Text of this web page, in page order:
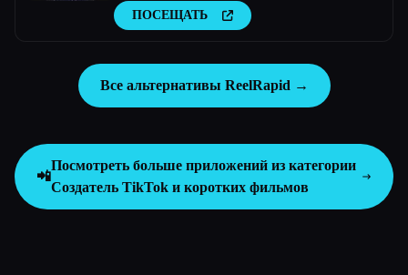
автоматических сценариев, клипов, озвучек и
музыки.
ПОСЕЩАТЬ
Все альтернативы ReelRapid →
📲
Посмотреть больше приложений из категории
Создатель TikTok и коротких фильмов